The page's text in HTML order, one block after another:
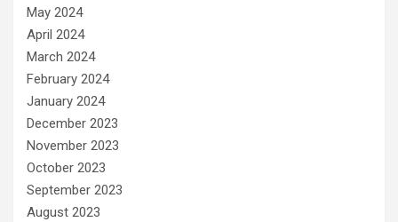
May 2024
April 2024
March 2024
February 2024
January 2024
December 2023
November 2023
October 2023
September 2023
August 2023